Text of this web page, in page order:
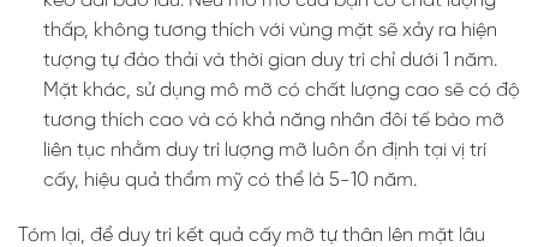
thấp, không tương thích với vùng mặt sẽ xảy ra hiện
tượng tự đào thải và thời gian duy trì chỉ dưới 1 năm.
Mặt khác, sử dụng mô mỡ có chất lượng cao sẽ có độ
tương thích cao và có khả năng nhân đôi tế bào mỡ
liên tục nhằm duy trì lượng mỡ luôn ổn định tại vị trí
cấy, hiệu quả thẩm mỹ có thể là 5-10 năm.
Tóm lại, để duy trì kết quả cấy mỡ tự thân lên mặt lâu